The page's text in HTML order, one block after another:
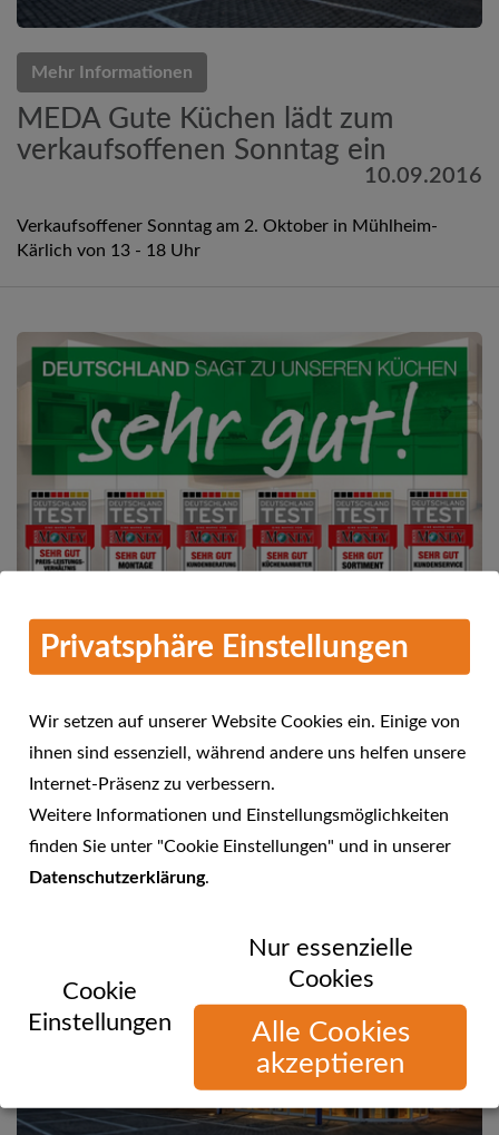
Mehr Informationen
MEDA Gute Küchen lädt zum
verkaufsoffenen Sonntag ein
10.09.2016
Verkaufsoffener Sonntag am 2. Oktober in Mühlheim-
Kärlich von 13 - 18 Uhr
Mehr Informationen
"sehr gut"
04.08.2016
Küchenanbieter-Test 2016 bei Focus Money
Privatsphäre Einstellungen
Wir setzen auf unserer Website Cookies ein. Einige von
ihnen sind essenziell, während andere uns helfen unsere
Internet-Präsenz zu verbessern.
Weitere Informationen und Einstellungsmöglichkeiten
finden Sie unter "Cookie Einstellungen" und in unserer
Datenschutzerklärung.
Cookie
Einstellungen
Nur essenzielle
Cookies
Alle Cookies
akzeptieren